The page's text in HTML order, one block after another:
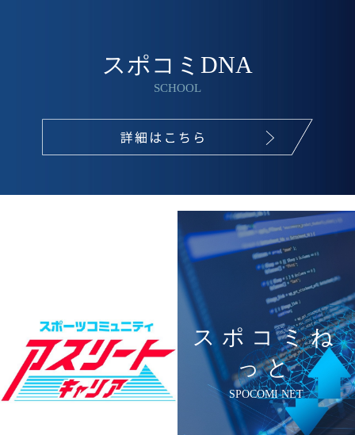
スポコミDNA
SCHOOL
スポコミね
っと
SPOCOMI NET